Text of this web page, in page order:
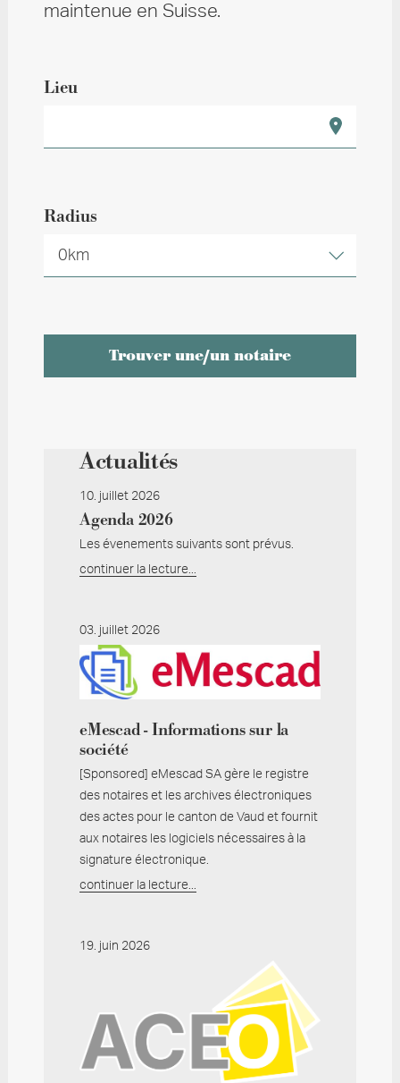
maintenue en Suisse.
Lieu
Radius
0km
Actualités
10. juillet 2026
Agenda 2026
Les évenements suivants sont prévus.
continuer la lecture...
03. juillet 2026
eMescad - Informations sur la
société
[Sponsored] eMescad SA gère le registre
des notaires et les archives électroniques
des actes pour le canton de Vaud et fournit
aux notaires les logiciels nécessaires à la
signature électronique.
continuer la lecture...
19. juin 2026